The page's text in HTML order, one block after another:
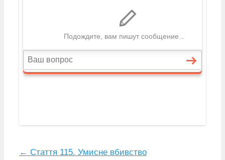
← Стаття 115. Умисне вбивство